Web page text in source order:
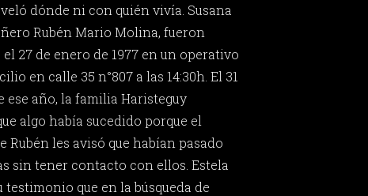
dónde ni con quién vivía. Susana
Rubén Mario Molina, fueron
27 de enero de 1977 en un operativo
en calle 35 n°807 a las 14:30h. El 31
ese año, la familia Haristeguy
algo había sucedido porque el
Rubén les avisó que habían pasado
sin tener contacto con ellos. Estela
testimonio que en la búsqueda de